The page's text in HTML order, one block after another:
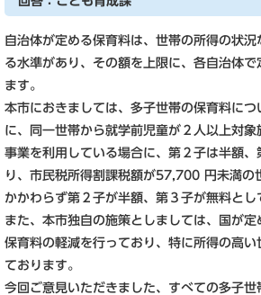
自治体が定める保育料は、世帯の所得の状
る水準があり、その額を上限に、各自治体で
ます。
本市におきましては、多子世帯の保育料に
に、同一世帯から就学前児童が２人以上対
事業を利用している場合に、第２子は半額、
り、市民税所得割課税額が57,700 円未満の
かかわらず第２子が半額、第３子が無料とし
また、本市独自の施策としましては、国が定
保育料の軽減を行っており、特に所得の高い
ております。
今回ご意見いただきました、すべての多子